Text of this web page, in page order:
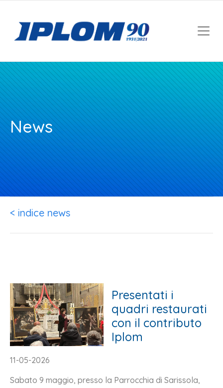
News
< indice news
Presentati i
quadri restaurati
con il contributo
Iplom
11-05-2026
Sabato 9 maggio, presso la Parrocchia di Sarissola,